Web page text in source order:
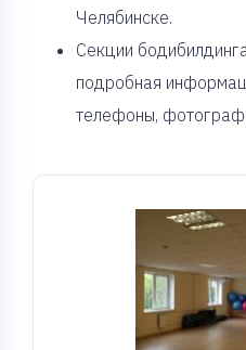
Челябинске.
Секции
подробная
телефоны,